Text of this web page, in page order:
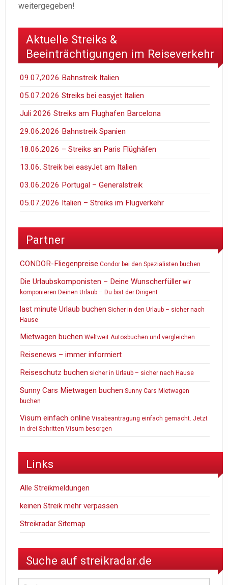
weitergegeben!
Aktuelle Streiks &
Beeinträchtigungen im Reiseverkehr
09.07,2026 Bahnstreik Italien
05.07.2026 Streiks bei easyjet Italien
Juli 2026 Streiks am Flughafen Barcelona
29.06.2026 Bahnstreik Spanien
18.06.2026 – Streiks an Paris Flüghäfen
13.06. Streik bei easyJet am Italien
03.06.2026 Portugal – Generalstreik
05.07.2026 Italien – Streiks im Flugverkehr
Partner
CONDOR-Fliegenpreise Condor bei den Spezialisten buchen
Die Urlaubskomponisten – Deine Wunscherfüller wir
komponieren Deinen Urlaub – Du bist der Dirigent
last minute Urlaub buchen Sicher in den Urlaub – sicher nach
Hause
Mietwagen buchen Weltweit Autosbuchen und vergleichen
Reisenews – immer informiert
Reiseschutz buchen sicher in Urlaub – sicher nach Hause
Sunny Cars Mietwagen buchen Sunny Cars Mietwagen
buchen
Visum einfach online Visabeantragung einfach gemacht. Jetzt
in drei Schritten Visum besorgen
Links
Alle Streikmeldungen
keinen Streik mehr verpassen
Streikradar Sitemap
Suche auf streikradar.de